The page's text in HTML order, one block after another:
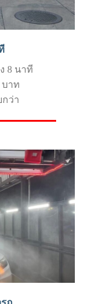
8 นาที
บาท
ว่า